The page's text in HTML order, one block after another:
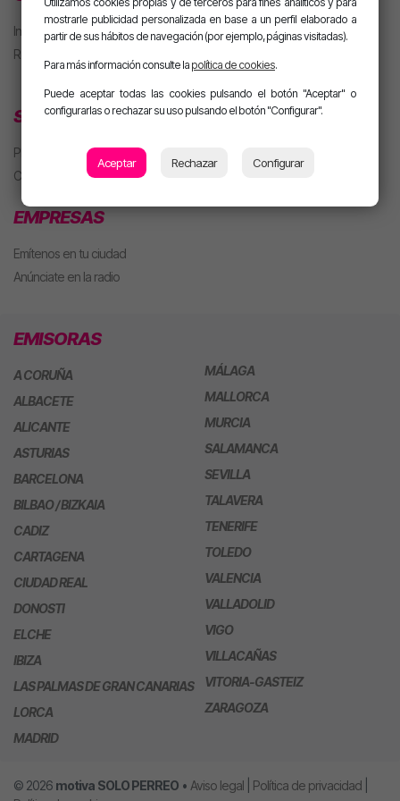
Iniciar sesión
Regístrate
SECCIONES
Playlist
Concursos
EMPRESAS
Emítenos en tu ciudad
Anúnciate en la radio
EMISORAS
A CORUÑA
ALBACETE
ALICANTE
ASTURIAS
BARCELONA
BILBAO / BIZKAIA
CADIZ
CARTAGENA
CIUDAD REAL
DONOSTI
ELCHE
IBIZA
LAS PALMAS DE GRAN CANARIAS
LORCA
MADRID
MÁLAGA
MALLORCA
MURCIA
SALAMANCA
SEVILLA
TALAVERA
TENERIFE
TOLEDO
VALENCIA
VALLADOLID
VIGO
VILLACAÑAS
VITORIA-GASTEIZ
ZARAGOZA
© 2026 motiva SOLO PERREO • Aviso legal Política de privacidad
mostrarle publicidad personalizada en base a un perfil elaborado a
partir de sus hábitos de navegación (por ejemplo, páginas visitadas).
Para más información consulte la política de cookies.
Puede aceptar todas las cookies pulsando el botón "Aceptar" o
configurarlas o rechazar su uso pulsando el botón "Configurar".
Aceptar Rechazar Configurar